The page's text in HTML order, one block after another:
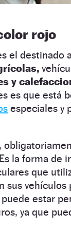
rojo
el destinado a
y
es que está
especiales y
Es la forma de
que
sus vehículos
estar
ya que